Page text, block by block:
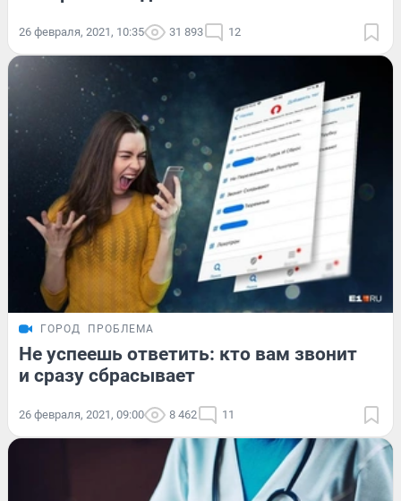
26 февраля, 2021, 10:35 31 893 12
ГОРОД ПРОБЛЕМА
Не успеешь ответить: кто вам звонит
и сразу сбрасывает
26 февраля, 2021, 09:00 8 462 11